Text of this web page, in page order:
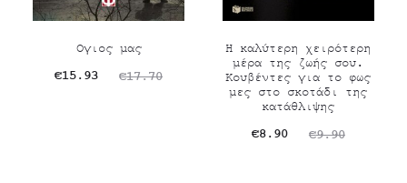
Ογιος μας
€17.70
Original
€15.93
Η
Η καλύτερη χειρότερη
μέρα της ζωής σου.
Κουβέντες για το φως
μες στο σκοτάδι της
κατάθλιψης
€9.90
Original
€8.90
Η